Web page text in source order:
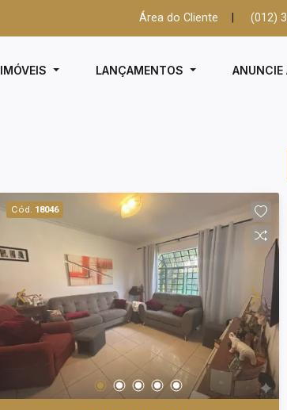
Área do Cliente (012)
IMÓVEIS LANÇAMENTOS ANUNCIE
Cód. 18046